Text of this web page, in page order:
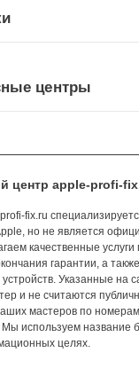
центры
центр apple-profi-
fix.ru
но не является
качественные
гарантии, а
устройств. Указанные на
и не считаются
мастеров по
используем название
целях.